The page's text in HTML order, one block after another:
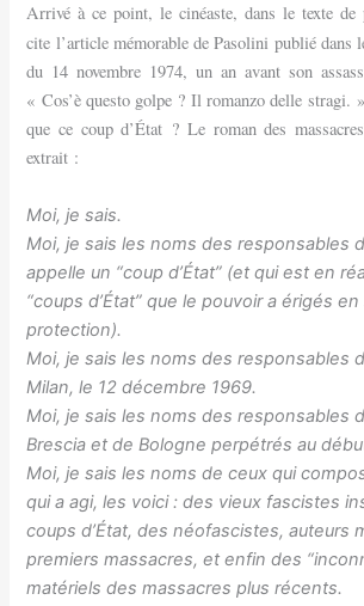
Arrivé à ce point, le cinéaste, dans le texte de
cite l’article mémorable de Pasolini publié dans
du 14 novembre 1974, un an avant son
« Cos’è questo golpe ? Il romanzo delle stragi.
que ce coup d’État ? Le roman des
extrait :
Moi, je sais.
Moi, je sais les noms des responsables
appelle un “coup d’État” (et qui est en
“coups d’État” que le pouvoir a érigés
protection).
Moi, je sais les noms des responsables
Milan, le 12 décembre 1969.
Moi, je sais les noms des responsables
Brescia et de Bologne perpétrés au
Moi, je sais les noms de ceux qui
qui a agi, les voici : des vieux fascistes
coups d’État, des néofascistes, auteurs
premiers massacres, et enfin des
matériels des massacres plus récents.